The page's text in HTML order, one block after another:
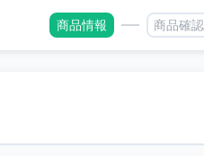
商品情報 商品確認